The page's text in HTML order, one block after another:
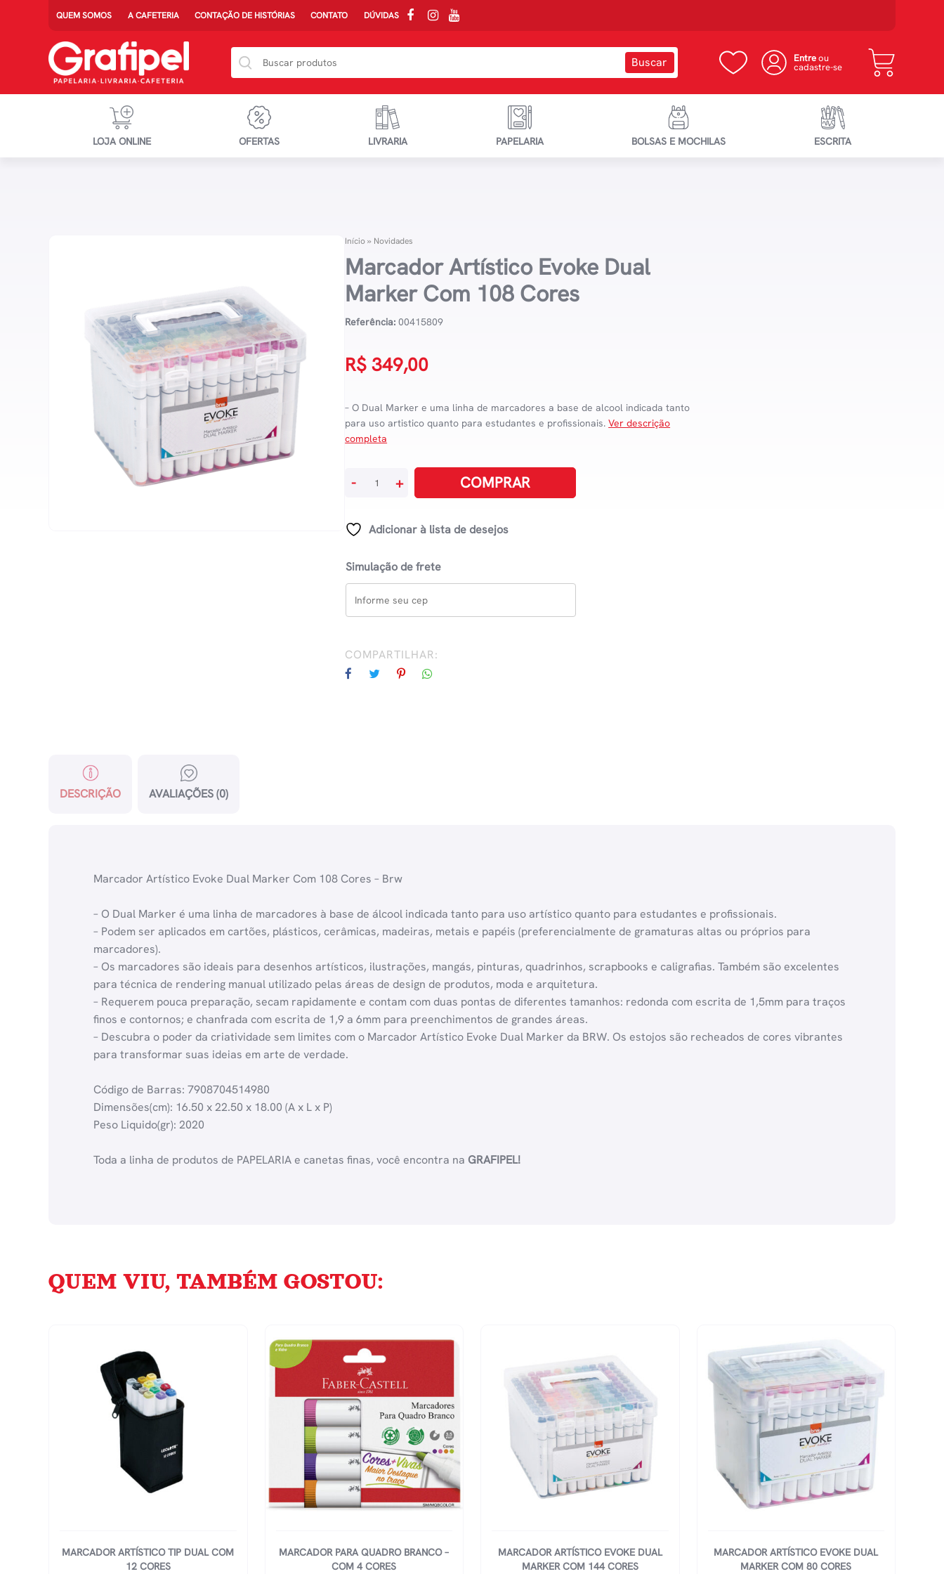
QUEM SOMOS A CAFETERIA CONTAÇÃO DE HISTÓRIAS CONTATO DÚVIDAS
Entreou
cadastre-se
LOJA ONLINE OFERTAS LIVRARIA PAPELARIA BOLSAS E MOCHILAS ESCRITA
Início» Novidades
Marcador Artístico Evoke Dual
Marker Com 108 Cores
Referência: 00415809
R$ 349,00
– O Dual Marker e uma linha de marcadores a base de alcool indicada tanto
para uso artistico quanto para estudantes e profissionais.Ver descrição
completa
Dual
Com
108
Cores
quantidade
- + COMPRAR
Adicionar à lista de desejos
Simulação de frete
COMPARTILHAR:
DESCRIÇÃO AVALIAÇÕES (0)
Marcador Artístico Evoke Dual Marker Com 108 Cores – Brw
– O Dual Marker é uma linha de marcadores à base de álcool indicada tanto para uso artístico quanto para estudantes e profissionais.
– Podem ser aplicados em cartões, plásticos, cerâmicas, madeiras, metais e papéis (preferencialmente de gramaturas altas ou próprios para
marcadores).
– Os marcadores são ideais para desenhos artísticos, ilustrações, mangás, pinturas, quadrinhos, scrapbooks e caligrafias. Também são excelentes
para técnica de rendering manual utilizado pelas áreas de design de produtos, moda e arquitetura.
– Requerem pouca preparação, secam rapidamente e contam com duas pontas de diferentes tamanhos: redonda com escrita de 1,5mm para traços
finos e contornos; e chanfrada com escrita de 1,9 a 6mm para preenchimentos de grandes áreas.
– Descubra o poder da criatividade sem limites com o Marcador Artístico Evoke Dual Marker da BRW. Os estojos são recheados de cores vibrantes
para transformar suas ideias em arte de verdade.
Código de Barras: 7908704514980
Dimensões(cm): 16.50 x 22.50 x 18.00 (A x L x P)
Peso Liquido(gr): 2020
Toda a linha de produtos de PAPELARIA e canetas finas, você encontra na GRAFIPEL!
QUEM VIU, TAMBÉM GOSTOU:
MARCADOR ARTÍSTICO TIP DUAL COM
12 CORES
MARCADOR PARA QUADRO BRANCO –
COM 4 CORES
MARCADOR ARTÍSTICO EVOKE DUAL
MARKER COM 144 CORES
MARCADOR ARTÍSTICO EVOKE DUAL
MARKER COM 80 CORES